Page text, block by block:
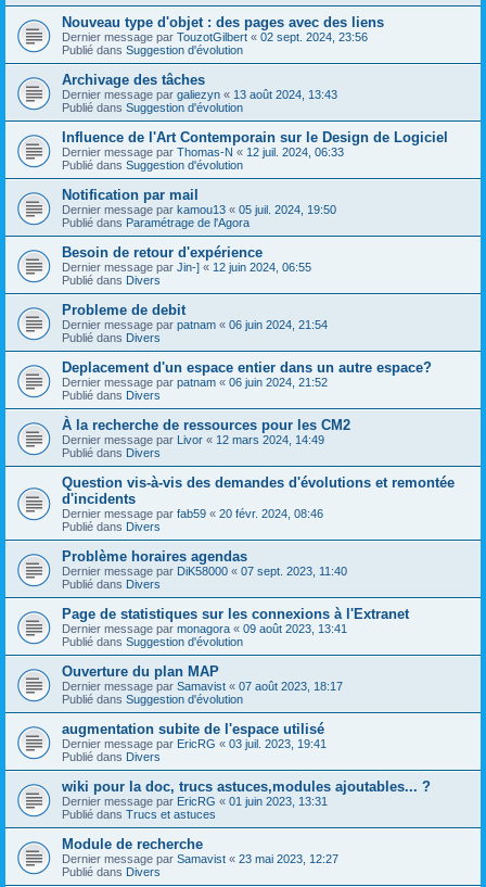
Nouveau type d'objet : des pages avec des liens
Dernier message par TouzotGilbert « 02 sept. 2024, 23:56
Publié dans Suggestion d'évolution
Archivage des tâches
Dernier message par galiezyn « 13 août 2024, 13:43
Publié dans Suggestion d'évolution
Influence de l'Art Contemporain sur le Design de Logiciel
Dernier message par Thomas-N « 12 juil. 2024, 06:33
Publié dans Suggestion d'évolution
Notification par mail
Dernier message par kamou13 « 05 juil. 2024, 19:50
Publié dans Paramétrage de l'Agora
Besoin de retour d'expérience
Dernier message par Jin-] « 12 juin 2024, 06:55
Publié dans Divers
Probleme de debit
Dernier message par patnam « 06 juin 2024, 21:54
Publié dans Divers
Deplacement d'un espace entier dans un autre espace?
Dernier message par patnam « 06 juin 2024, 21:52
Publié dans Divers
À la recherche de ressources pour les CM2
Dernier message par Livor « 12 mars 2024, 14:49
Publié dans Divers
Question vis-à-vis des demandes d'évolutions et remontée
d'incidents
Dernier message par fab59 « 20 févr. 2024, 08:46
Publié dans Divers
Problème horaires agendas
Dernier message par DiK58000 « 07 sept. 2023, 11:40
Publié dans Divers
Page de statistiques sur les connexions à l'Extranet
Dernier message par monagora « 09 août 2023, 13:41
Publié dans Suggestion d'évolution
Ouverture du plan MAP
Dernier message par Samavist « 07 août 2023, 18:17
Publié dans Suggestion d'évolution
augmentation subite de l'espace utilisé
Dernier message par EricRG « 03 juil. 2023, 19:41
Publié dans Divers
wiki pour la doc, trucs astuces,modules ajoutables... ?
Dernier message par EricRG « 01 juin 2023, 13:31
Publié dans Trucs et astuces
Module de recherche
Dernier message par Samavist « 23 mai 2023, 12:27
Publié dans Divers